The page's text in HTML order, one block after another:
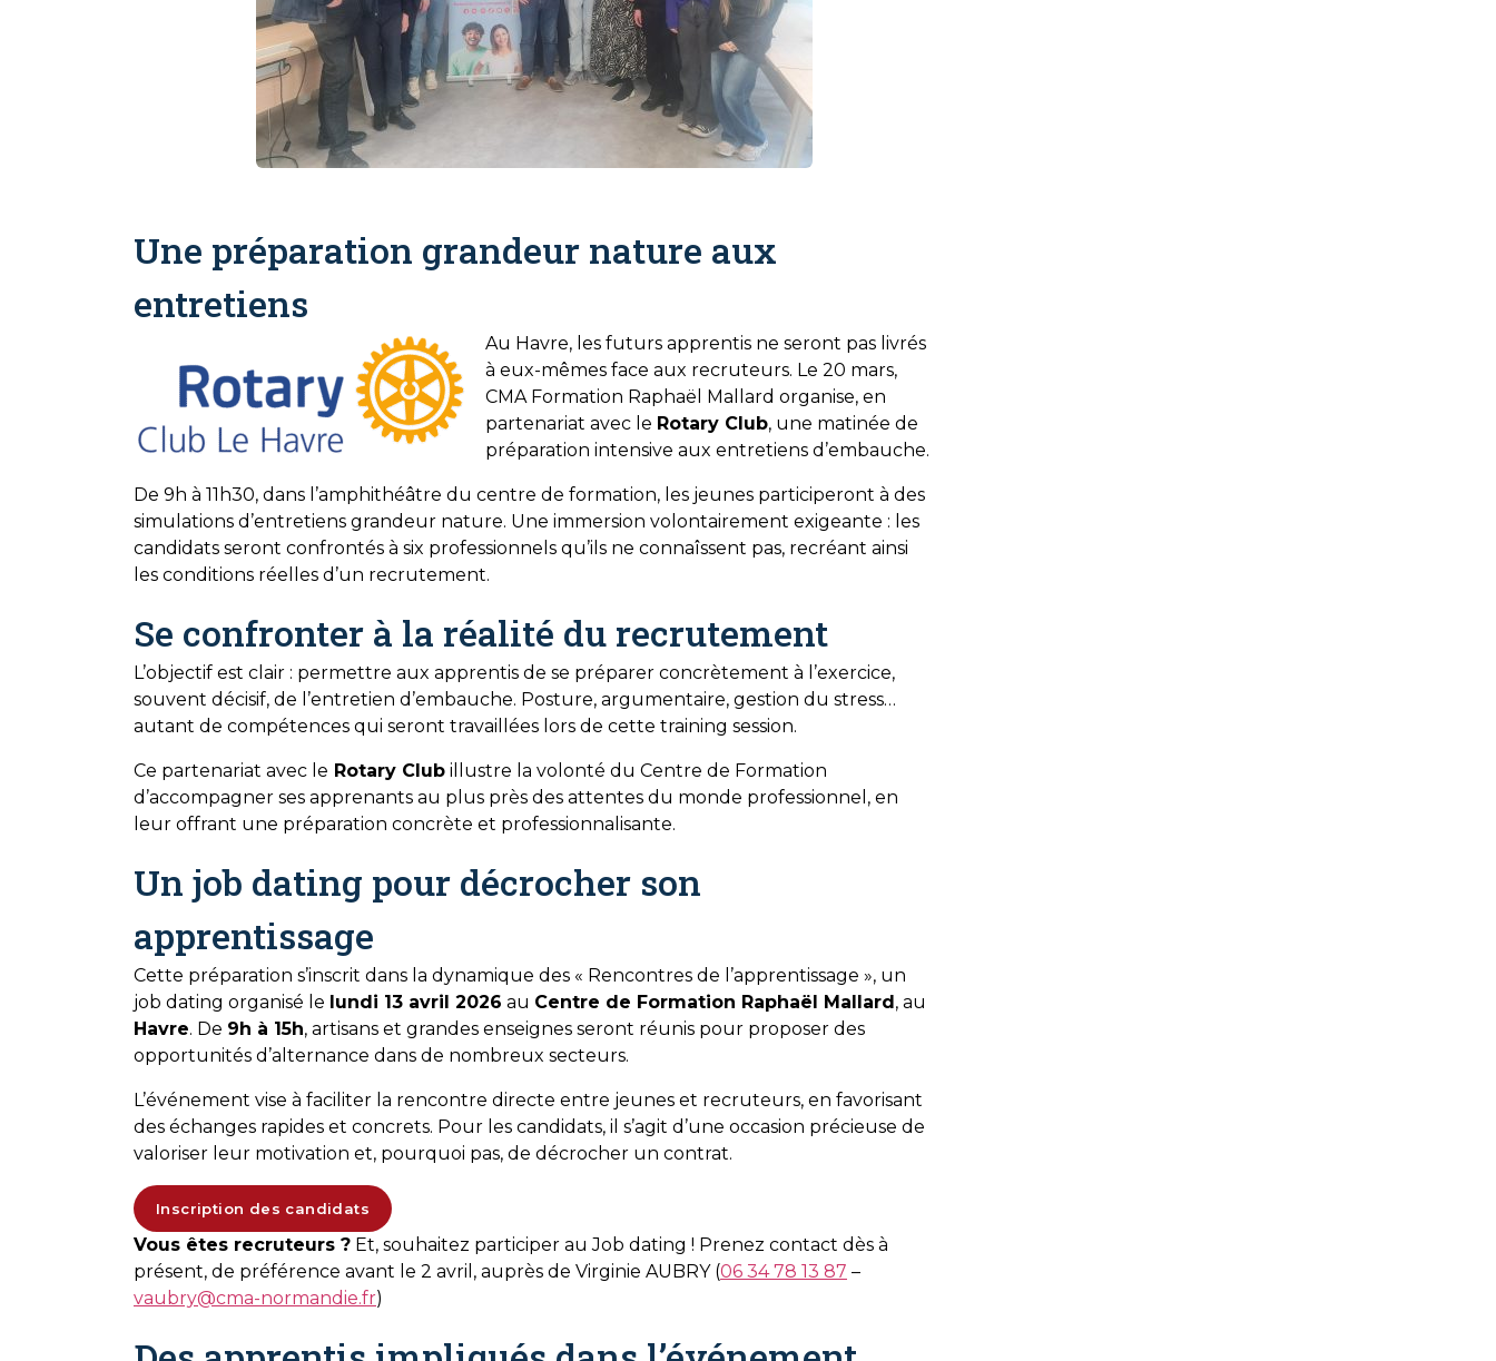
Une préparation grandeur nature aux
entretiens
Au Havre, les futurs apprentis ne seront pas livrés
à eux-mêmes face aux recruteurs. Le 20 mars,
CMA Formation Raphaël Mallard organise, en
partenariat avec le Rotary Club, une matinée de
préparation intensive aux entretiens d’embauche.
De 9h à 11h30, dans l’amphithéâtre du centre de formation, les jeunes participeront à des
simulations d’entretiens grandeur nature. Une immersion volontairement exigeante : les
candidats seront confrontés à six professionnels qu’ils ne connaîssent pas, recréant ainsi
les conditions réelles d’un recrutement.
Se confronter à la réalité du recrutement
L’objectif est clair : permettre aux apprentis de se préparer concrètement à l’exercice,
souvent décisif, de l’entretien d’embauche. Posture, argumentaire, gestion du stress…
autant de compétences qui seront travaillées lors de cette training session.
Ce partenariat avec le Rotary Club illustre la volonté du Centre de Formation
d’accompagner ses apprenants au plus près des attentes du monde professionnel, en
leur offrant une préparation concrète et professionnalisante.
Un job dating pour décrocher son
apprentissage
Cette préparation s’inscrit dans la dynamique des « Rencontres de l’apprentissage », un
job dating organisé le lundi 13 avril 2026 au Centre de Formation Raphaël Mallard, au
Havre. De 9h à 15h, artisans et grandes enseignes seront réunis pour proposer des
opportunités d’alternance dans de nombreux secteurs.
L’événement vise à faciliter la rencontre directe entre jeunes et recruteurs, en favorisant
des échanges rapides et concrets. Pour les candidats, il s’agit d’une occasion précieuse de
valoriser leur motivation et, pourquoi pas, de décrocher un contrat.
Inscription des candidats
Vous êtes recruteurs ? Et, souhaitez participer au Job dating ! Prenez contact dès à
présent, de préférence avant le 2 avril, auprès de Virginie AUBRY (06 34 78 13 87 –
vaubry@cma-normandie.fr)